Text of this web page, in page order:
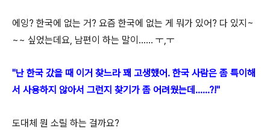
에잉? 한국에 없는 거? 요즘 한국에 없는 게 뭐가 있어? 다 있지~
~~ 싶었는데요, 남편이 하는 말이...... ㅜ,ㅜ
"난 한국 갔을 때 이거 찾느라 꽤 고생했어. 한국 사람은 좀 특이해
서 사용하지 않아서 그런지 찾기가 좀 어려웠는데......?!"
도대체 뭔 소릴 하는 걸까요?